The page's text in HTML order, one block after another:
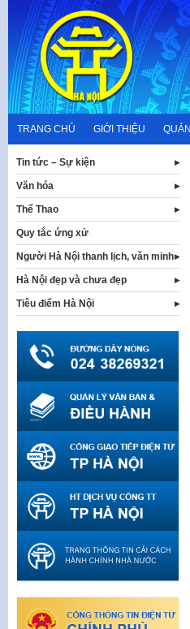
content
TRANG CHỦ GIỚI THIỆU
Tin tức – Sự kiện
Văn hóa
Thể Thao
Quy tắc ứng xử
Người Hà Nội thanh lịch, văn minh
Hà Nội đẹp và chưa đẹp
Tiêu điểm Hà Nội